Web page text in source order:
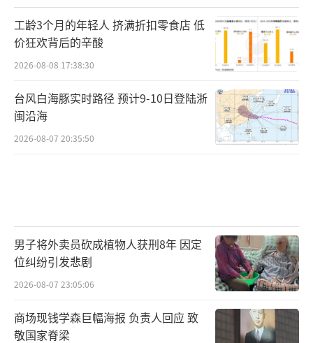
工龄3个月的年轻人 挤满折扣零食店 低
价狂欢背后的辛酸
2026-08-08 17:38:30
台风白海豚实时路径 预计9-10日登陆浙
闽沿海
2026-08-07 20:35:50
男子将外卖员砍成植物人获刑8年 因定
位纠纷引发悲剧
2026-08-07 23:05:06
商场现钱学森巨幅海报 负责人回应 致
敬国家脊梁